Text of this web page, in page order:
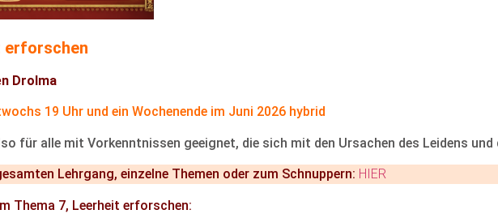
erforschen
Drolma
19 Uhr und ein Wochenende im Juni 2026 hybrid
für alle mit Vorkenntnissen geeignet, die sich mit den Ursachen des Leidens
Lehrgang, einzelne Themen oder zum Schnuppern: HIER
Thema 7, Leerheit erforschen: